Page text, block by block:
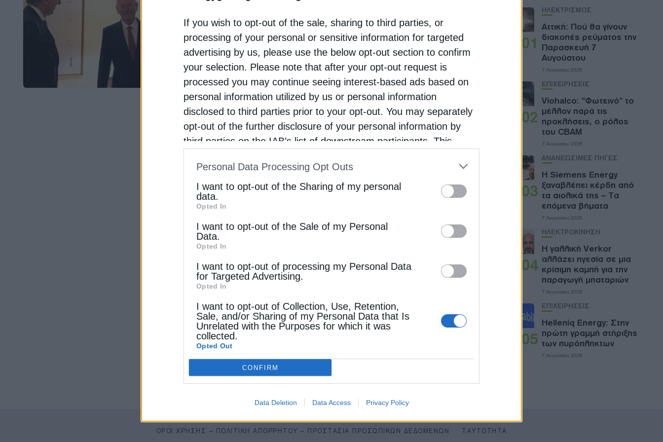
If you wish to opt-out of the sale, sharing to third parties, or
processing of your personal or sensitive information for targeted
advertising by us, please use the below opt-out section to confirm
your selection. Please note that after your opt-out request is
processed you may continue seeing interest-based ads based on
personal information utilized by us or personal information
disclosed to third parties prior to your opt-out. You may separately
opt-out of the further disclosure of your personal information by
third parties on the IAB’s list of downstream participants. This
IAB’s List of Downstream Participantsthat may further disclose it to
other third parties.
Personal Data Processing Opt Outs
I want to opt-out of the Sharing of my personal
data.
Opted In
I want to opt-out of the Sale of my Personal
Data.
Opted In
I want to opt-out of processing my Personal Data
for Targeted Advertising.
Opted In
I want to opt-out of Collection, Use, Retention,
Sale, and/or Sharing of my Personal Data that Is
Unrelated with the Purposes for which it was
collected.
Opted Out
CONFIRM
Data Deletion Data Access Privacy Policy
απονεμήθηκε στον Θανάση Τσαντίλα, Εκτελεστικό Διευθυντή
της Rokas Renewables
Από Newsroom
01
ΗΛΕΚΤΡΙΣΜΟΣ
Αττική: Πού θα γίνουν
διακοπές ρεύματος την
Παρασκευή 7
Αυγούστου
7 Αυγούστου 2026
02
ΕΠΙΧΕΙΡΗΣΕΙΣ
Viohalco: “Φωτεινό” το
μέλλον παρά τις
προκλήσεις, ο ρόλος
του CBAM
7 Αυγούστου 2026
03
ΑΝΑΝΕΩΣΙΜΕΣ ΠΗΓΕΣ
Η Siemens Energy
ξαναβλέπει κέρδη από
τα αιολικά της – Τα
επόμενα βήματα
7 Αυγούστου 2026
04
ΗΛΕΚΤΡΟΚΙΝΗΣΗ
Η γαλλική Verkor
αλλάζει ηγεσία σε μια
κρίσιμη καμπή για την
παραγωγή μπαταριών
7 Αυγούστου 2026
05
ΕΠΙΧΕΙΡΗΣΕΙΣ
Helleniq Energy: Στην
πρώτη γραμμή στήριξης
των πυρόπληκτων
7 Αυγούστου 2026
ΌΡΟΙ ΧΡΉΣΗΣ – ΠΟΛΙΤΙΚΉ ΑΠΟΡΡΉΤΟΥ – ΠΡΟΣΤΑΣΊΑ ΠΡΟΣΩΠΙΚΏΝ ΔΕΔΟΜΈΝΩΝ ΤΑΥΤΌΤΗΤΑ